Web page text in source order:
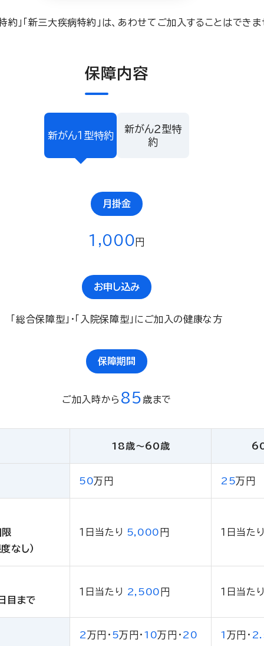
約」「新三大疾病特約」は、あわせてご加入することはできま
保障内容
新がん１型特約
新がん２型特
約
月掛金
1,000 円
お申し込み
「総合保障型」・「入院保障型」にご加入の健康な方
保障期間
ご加入時から 85 歳まで
18歳〜60歳
50万円 25万円
限
なし）
１日当たり 5,000 円 １日当た
目まで
１日当たり 2,500 円 １日当た
2万円 ・ 5万円 ・ 10万円 ・ 20
1 万円 ・